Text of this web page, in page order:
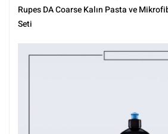
Polisaj,Polisaj Setleri,Polisaj ve Parlatma,
Ürünler
Rupes DA Coarse Kalın Pasta ve
Seti